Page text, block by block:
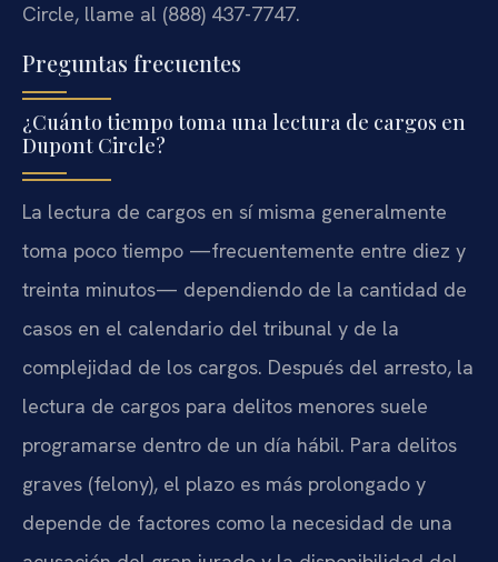
Circle, llame al (888) 437-7747.
Preguntas frecuentes
¿Cuánto tiempo toma una lectura de cargos en
Dupont Circle?
La lectura de cargos en sí misma generalmente
toma poco tiempo —frecuentemente entre diez y
treinta minutos— dependiendo de la cantidad de
casos en el calendario del tribunal y de la
complejidad de los cargos. Después del arresto, la
lectura de cargos para delitos menores suele
programarse dentro de un día hábil. Para delitos
graves (felony), el plazo es más prolongado y
depende de factores como la necesidad de una